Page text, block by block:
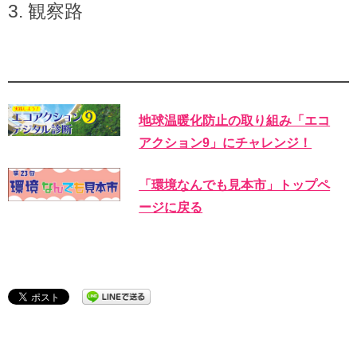
観察路
地球温暖化防止の取り組み「エコ
アクション9」にチャレンジ！
「環境なんでも見本市」トップペ
ージに戻る